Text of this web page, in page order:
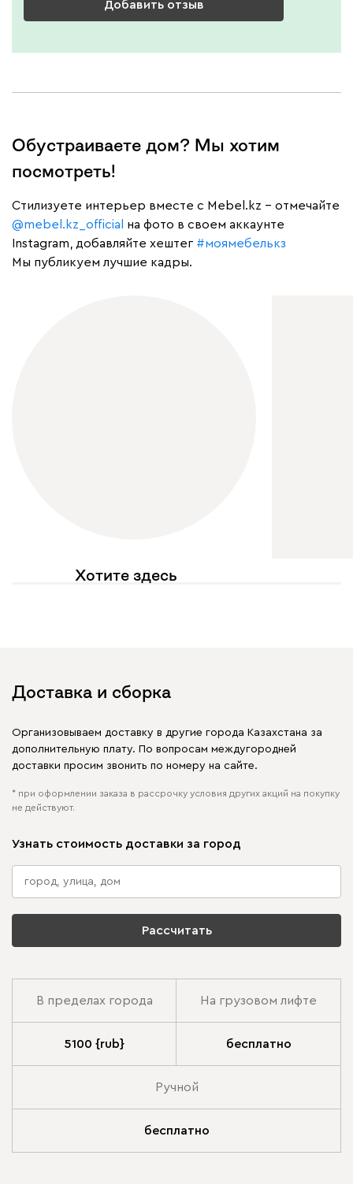
Добавить отзыв
Обустраиваете дом? Мы хотим
посмотреть!
Cтилизуете интерьер вместе с Mebel.kz – отмечайте
@mebel.kz_official
на фото в своем аккаунте
Instagram, добавляйте хештег #моямебелькз
Мы публикуем лучшие кадры.
Хотите здесь
Доставка и сборка
Организовываем доставку в другие города Казахстана за
дополнительную плату. По вопросам междугородней
доставки просим звонить по номеру на сайте.
* при оформлении заказа в рассрочку условия других акций на покупку
не действуют.
Узнать стоимость доставки за город
Рассчитать
В пределах города На грузовом лифте
5100 {rub} бесплатно
Ручной
бесплатно